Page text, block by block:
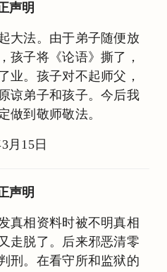
声明
大法。由于弟子随便放
孩子将《论语》撕了，
业。孩子对不起师父，
谅弟子和孩子。今后我
做到敬师敬法。
月15日
声明
真相资料时被不明真相
走脱了。后来邪恶清零
刑。在看守所和监狱的